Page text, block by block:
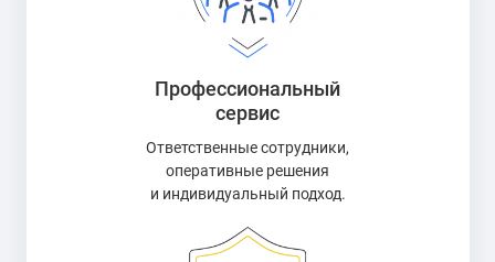
Профессиональный
сервис
Ответственные сотрудники,
оперативные решения
и индивидуальный подход.